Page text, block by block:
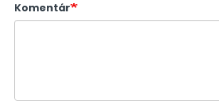
Komentár